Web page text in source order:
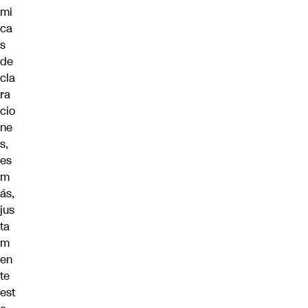
mi
ca
s
de
cla
ra
cio
ne
s,
es
m
ás,
jus
ta
m
en
te
est